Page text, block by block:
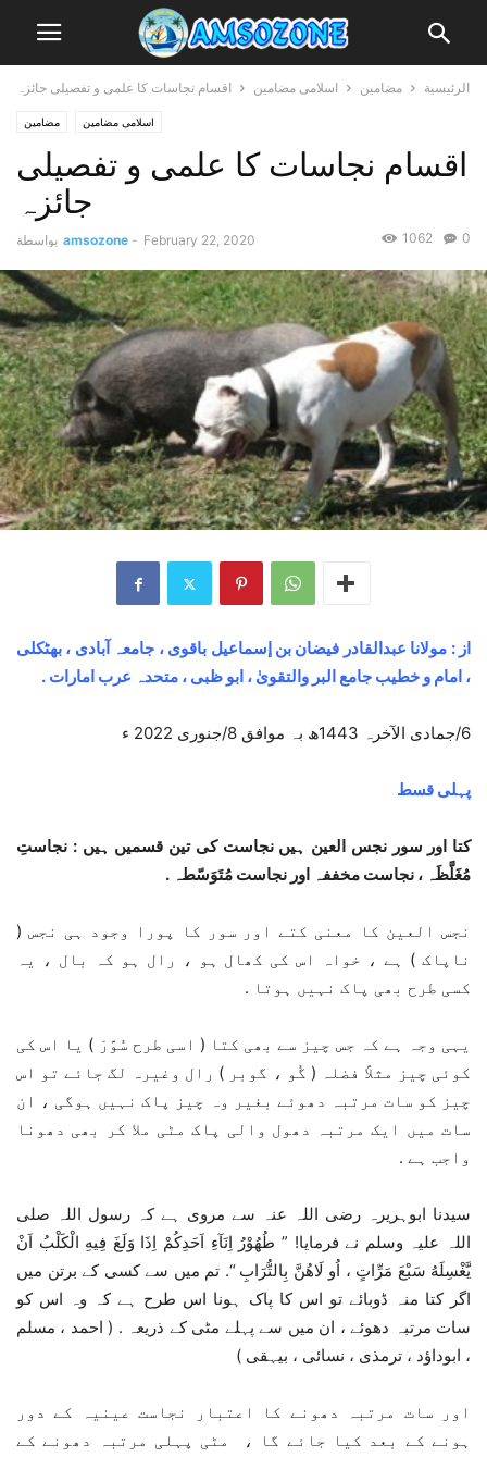
الرئيسية مضامین اسلامی مضامین اقسام نجاسات کا علمی و تفصیلی جائزہ
مضامین اسلامی مضامین
اقسام نجاسات کا علمی و تفصیلی
جائزہ
بواسطة amsozone - February 22, 2020 0
1062
از : مولانا عبدالقادر فیضان بن إسماعيل باقوی ، جامعہ آبادی ، بھٹکلی
، امام و خطیب جامع البر والتقویٰ ، ابو ظبی ، متحدہ عرب امارات .
6/جمادى الآخرہ 1443ھ بہ موافق 8/جنوری 2022 ء
پہلی قسط
کتا اور سور نجس العین ہیں نجاست کی تین قسمیں ہیں : نجاستِ
مُغَلَّظَہ ، نجاست مخففہ اور نجاست مُتَوَسّطہ .
نجس العین کا معنی کتے اور سور کا پورا وجود ہی نجس (
ناپاک ) ہے ، خواہ اس کی کھال ہو ، رال ہو کہ بال ، یہ
کسی طرح بھی پاک نہیں ہوتا .
یہی وجہ ہے کہ جس چیز سے بھی کتا ( اسی طرح سُوَّرْ ) یا اس کی
کوئی چیز مثلاً فضلہ ( گُو ، گوبر ) رال وغیرہ لگ جائے تو اس
چیز کو سات مرتبہ دھوئے بغیر وہ چیز پاک نہیں ہوگی ، ان
سات میں ایک مرتبہ دھول والی پاک مٹی ملا کر بھی دھونا
واجب ہے .
سیدنا ابوہریرہ رضی اللہ عنہ سے مروی ہے کہ رسول اللہ صلی
اللہ علیہ وسلم نے فرمایا! ” طُهُوْرُ اِنَآءِ اَحَدِكُمْ اِذَا وَلَغَ فِيهِ الْكَلْبُ اَنْ
يَّغْسِلَهُ سَبْعَ مَرِّاتٍ ، اُو لَاهُنَّ بِالتُّرَابِ “. تم میں سے کسی کے برتن میں
اگر کتا منہ ڈوبائے تو اس کا پاک ہونا اس طرح ہے کہ وہ اس کو
سات مرتبہ دھوئے ، ان میں سے پہلے مٹی کے ذریعہ . ( احمد ، مسلم
، ابوداؤد ، ترمذی ، نسائی ، بیہقی )
اور سات مرتبہ دھونے کا اعتبار نجاست عینیہ کے دور
ہونے کے بعد کیا جائے گا ، مٹی پہلی مرتبہ دھونے کے